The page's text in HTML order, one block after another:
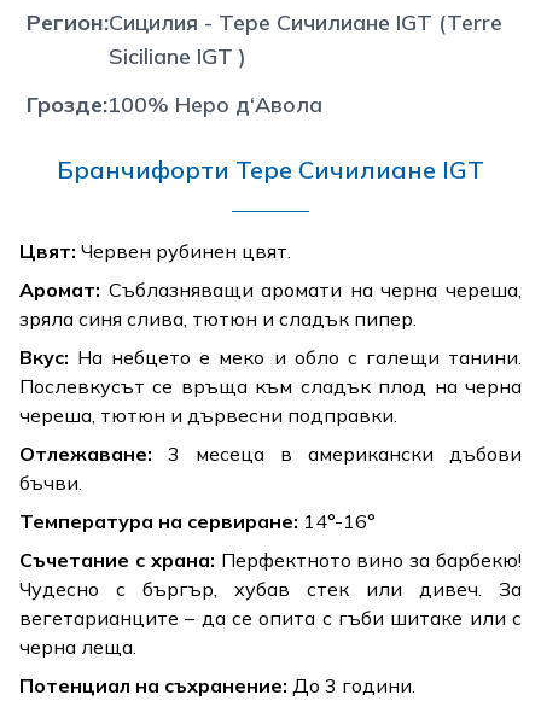
Регион:Сицилия - Тере Сичилиане IGT (Terre
Siciliane IGT )
Грозде:100% Неро д‘Авола
Бранчифорти Тере Сичилиане IGT
Цвят: Червен рубинен цвят.
Аромат: Съблазняващи аромати на черна череша,
зряла синя слива, тютюн и сладък пипер.
Вкус: На небцето е меко и обло с галещи танини.
Послевкусът се връща към сладък плод на черна
череша, тютюн и дървесни подправки.
Отлежаване: 3 месеца в американски дъбови
бъчви.
Температура на сервиране: 14°-16°
Съчетание с храна: Перфектното вино за барбекю!
Чудесно с бъргър, хубав стек или дивеч. За
вегетарианците – да се опита с гъби шитаке или с
черна леща.
Потенциал на съхранение: До 3 години.